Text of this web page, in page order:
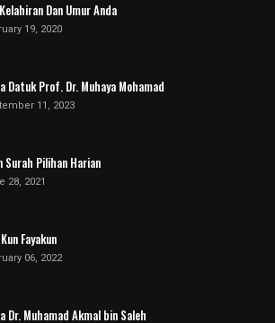
Dan Umur Anda
19, 2020
Datuk Prof. Dr. Muhaya Mohamad
11, 2023
Surah Pilihan Harian
28, 2021
Fayakun
06, 2022
Dr. Muhamad Akmal bin Saleh